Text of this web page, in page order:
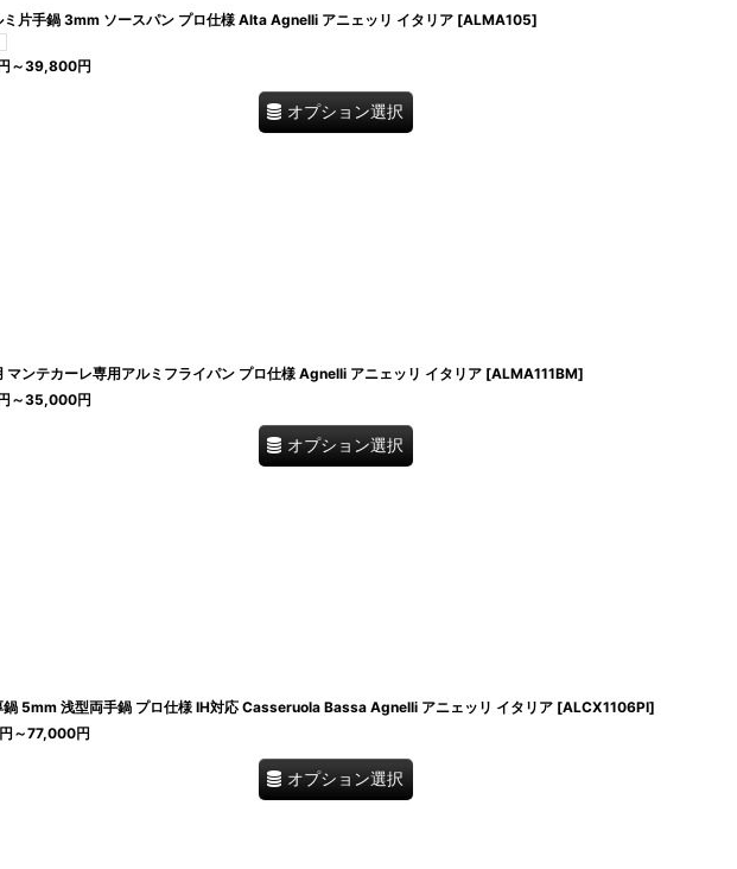
ミ片手鍋 3mm ソースパン プロ仕様 Alta Agnelli アニェッリ イタリア [ALMA105]
～39,800円
オプション選択
マンテカーレ専用アルミフライパン プロ仕様 Agnelli アニェッリ イタリア [ALMA111BM]
～35,000円
オプション選択
鍋 5mm 浅型両手鍋 プロ仕様 IH対応 Casseruola Bassa Agnelli アニェッリ イタリア [ALCX1106PI]
円 ～77,000円
オプション選択